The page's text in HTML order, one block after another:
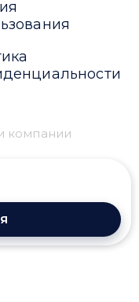
компании